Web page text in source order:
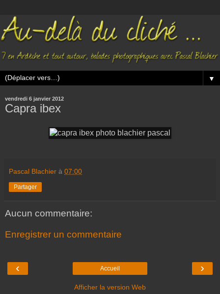
▼
vendredi 6 janvier 2012
Capra ibex
Pascal Blachier à 07:00
Partager
Aucun commentaire:
Enregistrer un commentaire
‹ ›
Accueil
Afficher la version Web